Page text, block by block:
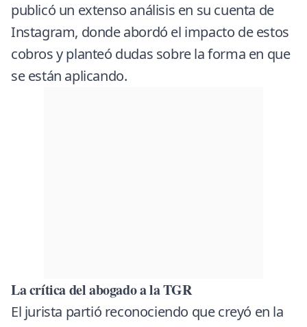
publicó un extenso análisis en su cuenta de
Instagram, donde abordó el impacto de estos
cobros y planteó dudas sobre la forma en que
se están aplicando.
La crítica del abogado a la TGR
El jurista partió reconociendo que creyó en la